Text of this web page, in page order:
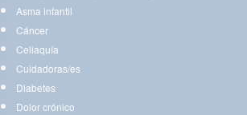
Asma infantil
Cáncer
Celiaquía
Cuidadoras/es
Diabetes
Dolor crónico